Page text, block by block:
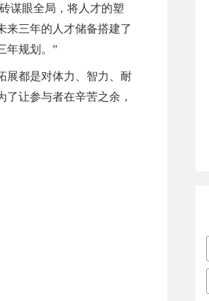
谋眼全局，将人才的塑
来三年的人才储备搭建了
年规划。”
展都是对体力、智力、耐
让参与者在辛苦之余，